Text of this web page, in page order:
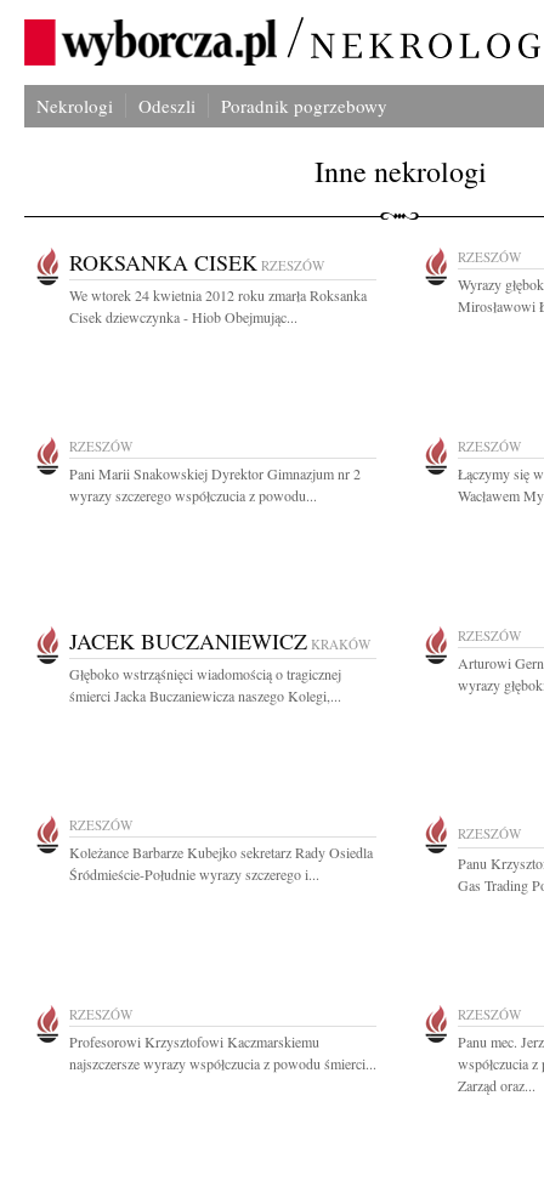
Nekrologi Odeszli Poradnik pogrzebowy
Inne nekrologi
ROKSANKA CISEK RZESZÓW
We wtorek 24 kwietnia 2012 roku zmarła Roksanka
Cisek dziewczynka - Hiob Obejmując...
RZESZÓW
Wyrazy
Mirosławowi
RZESZÓW
Pani Marii Snakowskiej Dyrektor Gimnazjum nr 2
wyrazy szczerego współczucia z powodu...
RZESZÓW
Łączymy się
Wacławem
JACEK BUCZANIEWICZ KRAKÓW
Głęboko wstrząśnięci wiadomością o tragicznej
śmierci Jacka Buczaniewicza naszego Kolegi,...
RZESZÓW
Arturowi
wyrazy
RZESZÓW
Koleżance Barbarze Kubejko sekretarz Rady Osiedla
Śródmieście-Południe wyrazy szczerego i...
RZESZÓW
Panu
Gas Trading
RZESZÓW
Profesorowi Krzysztofowi Kaczmarskiemu
najszczersze wyrazy współczucia z powodu śmierci...
RZESZÓW
Panu mec.
współczucia
Zarząd oraz...